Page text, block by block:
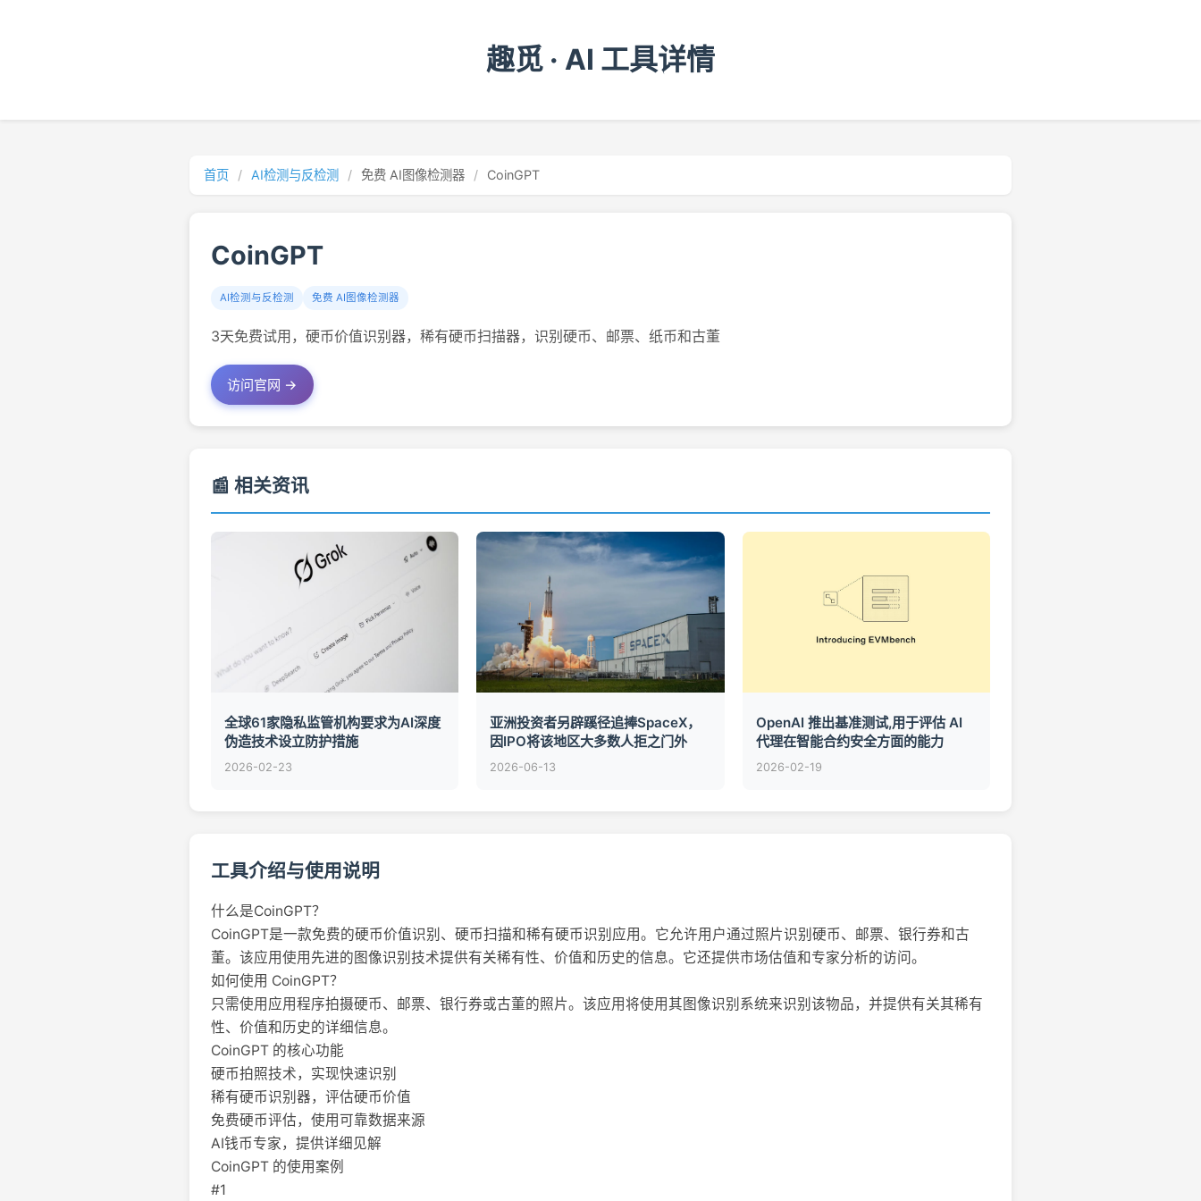
趣觅 · AI 工具详情
首页 / AI检测与反检测 / 免费 AI图像检测器 / CoinGPT
CoinGPT
AI检测与反检测 免费 AI图像检测器
3天免费试用，硬币价值识别器，稀有硬币扫描器，识别硬币、邮票、纸币和古董
访问官网 →
📰 相关资讯
全球61家隐私监管机构要求为AI深度
伪造技术设立防护措施
2026-02-23
亚洲投资者另辟蹊径追捧SpaceX，
因IPO将该地区大多数人拒之门外
2026-06-13
OpenAI 推出基准测试,用于评估 AI
代理在智能合约安全方面的能力
2026-02-19
工具介绍与使用说明
什么是CoinGPT？
CoinGPT是一款免费的硬币价值识别、硬币扫描和稀有硬币识别应用。它允许用户通过照片识别硬币、邮票、银行券和古
董。该应用使用先进的图像识别技术提供有关稀有性、价值和历史的信息。它还提供市场估值和专家分析的访问。
如何使用 CoinGPT？
只需使用应用程序拍摄硬币、邮票、银行券或古董的照片。该应用将使用其图像识别系统来识别该物品，并提供有关其稀有
性、价值和历史的详细信息。
CoinGPT 的核心功能
硬币拍照技术，实现快速识别
稀有硬币识别器，评估硬币价值
免费硬币评估，使用可靠数据来源
AI钱币专家，提供详细见解
CoinGPT 的使用案例
#1